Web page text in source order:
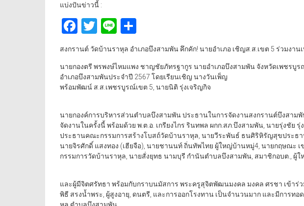
แบ่งปันข่าวนี้ :
Facebook
Twitter
Line
สงกรานต์ วัดบ้านราหุล อำเภอบึงสามพัน คึกคัก! นายอำเภอ เชิญส.ส.เขต 5 ร่วมงาน
นายกองตรี พรพงษ์ไหมแพง ชาญชัยภัทรฐากูร นายอำเภอบึงสามพัน​ จังหวัดเพชรบู
อำเภอบึงสามพันประจำปี 2567 โดยเรียนเชิญ นางวันเพ็ญ​
พร้อมพัฒน์ ส.ส.เพชรบูรณ์เขต 5, นายนิติ รุ่งเจริญกิจ
นายกองค์การบริหารส่วนตำบลบึงสามพัน ประธานในการจัดงานสงกรานต์บึงสามพั
จัดงานในครั้งนี้ พร้อมด้วย พ.ต.อ. เกรียงไกร รินทพล​ ผกก.สภ.บึงสามพัน, นายรุ่งชัย​ รุ่
ประธานคณะกรรมการสร้างโบสถ์วัดบ้านราหุล, นายวีระพันธ์ ธนศิริหิรัญสุขประธา
นายจิรศักดิ์ แสงทอง (เฮียจือ)​, นายชานนท์ ถิ่นทัพไทย ผู้ใหญ่บ้านหมู่4, นายกฤษณะ
กรรมการวัดบ้านราหุล, นายสั่งยุทธ นามบุรี​ กำนันตำบลบึงสามพัน, สมาชิกอบต., ผู้
และผู้มีจิตศรัทธา พร้อมกับกราบนมัสการ พระครูสุจิตพัฒนมงคล มงคล ศรชา เข้าร่
พิธี สรงน้ำพระ, ผู้สูงอายุ, ดนตรี, และการออกโรงทาน เป็นจำนวนมาก และมีการท
หุล ตำบลบึงสามพัน​